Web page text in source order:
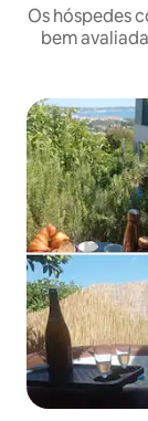
Os hóspedes
bem